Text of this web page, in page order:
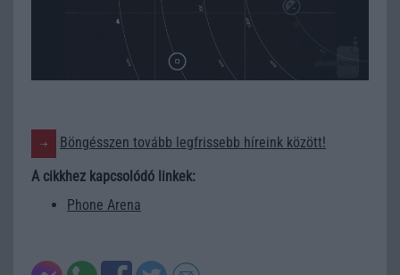
Böngésszen tovább legfrissebb híreink között!
A cikkhez kapcsolódó linkek:
Phone Arena